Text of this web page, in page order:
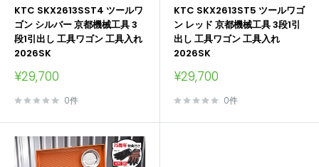
KTC SKX2613SST4 ツールワ
ゴン シルバー 京都機械工具 3
段1引出し 工具ワゴン 工具入れ
2026SK
販
価
¥29,700
0件
KTC SKX2613ST5 ツールワゴ
ン レッド 京都機械工具 3段1引
出し 工具ワゴン 工具入れ
2026SK
販
価
¥29,700
0件